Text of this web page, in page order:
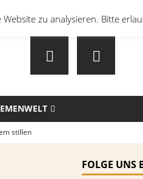
stillen
FOLGE UNS
zu analysieren. Bitte